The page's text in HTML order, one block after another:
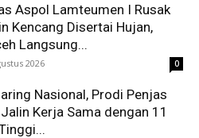
Aspol Lamteumen I Rusak
Kencang Disertai Hujan,
Langsung...
2026 0
Nasional, Prodi Penjas
Jalin Kerja Sama dengan 11